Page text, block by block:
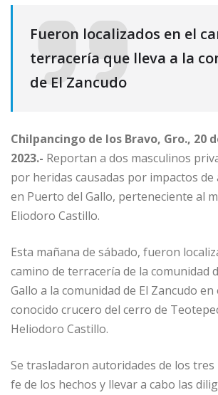
Fueron localizados en el
terracería que lleva a la
de El Zancudo
Chilpancingo de los Bravo, Gro., 20
2023.- Reportan a dos masculinos
por heridas causadas por impactos
en Puerto del Gallo, perteneciente al
Eliodoro Castillo.
Esta mañana de sábado, fueron
camino de terracería de la comunidad
Gallo a la comunidad de El Zancudo
conocido crucero del cerro de
Heliodoro Castillo.
Se trasladaron autoridades de los
fe de los hechos y llevar a cabo las